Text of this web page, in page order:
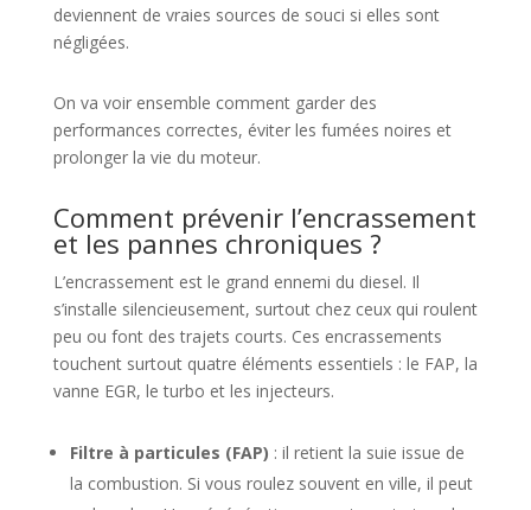
deviennent de vraies sources de souci si elles sont
négligées.
On va voir ensemble comment garder des
performances correctes, éviter les fumées noires et
prolonger la vie du moteur.
Comment prévenir l’encrassement
et les pannes chroniques ?
L’encrassement est le grand ennemi du diesel. Il
s’installe silencieusement, surtout chez ceux qui roulent
peu ou font des trajets courts. Ces encrassements
touchent surtout quatre éléments essentiels : le FAP, la
vanne EGR, le turbo et les injecteurs.
Filtre à particules (FAP) : il retient la suie issue de
la combustion. Si vous roulez souvent en ville, il peut